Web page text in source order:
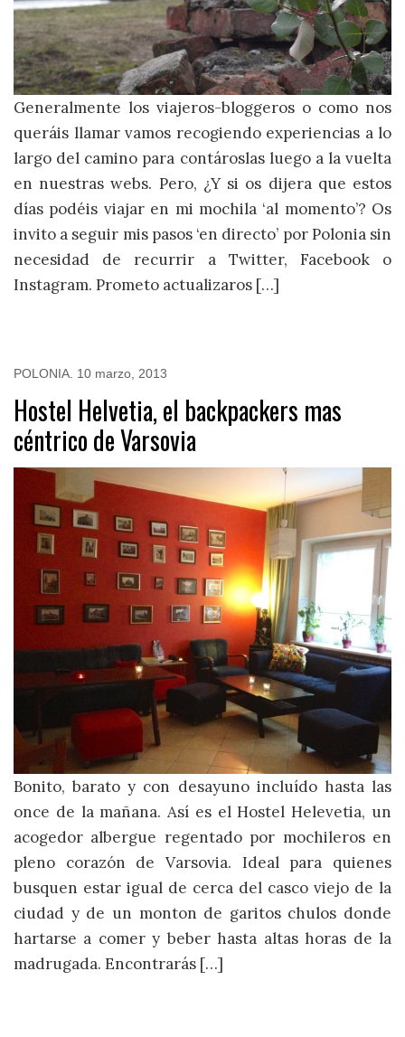
Generalmente los viajeros-bloggeros o como nos
queráis llamar vamos recogiendo experiencias a lo
largo del camino para contároslas luego a la vuelta
en nuestras webs. Pero, ¿Y si os dijera que estos
días podéis viajar en mi mochila ‘al momento’? Os
invito a seguir mis pasos ‘en directo’ por Polonia sin
necesidad de recurrir a Twitter, Facebook o
Instagram. Prometo actualizaros […]
POLONIA 10 marzo, 2013
Hostel Helvetia, el backpackers mas
céntrico de Varsovia
Bonito, barato y con desayuno incluído hasta las
once de la mañana. Así es el Hostel Helevetia, un
acogedor albergue regentado por mochileros en
pleno corazón de Varsovia. Ideal para quienes
busquen estar igual de cerca del casco viejo de la
ciudad y de un monton de garitos chulos donde
hartarse a comer y beber hasta altas horas de la
madrugada. Encontrarás […]